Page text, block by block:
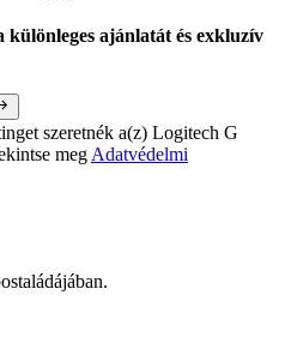
ajánlatát és exkluzív
szeretnék a(z) Logitech G
meg Adatvédelmi